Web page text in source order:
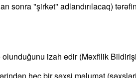
sonra "şirkət" adlandırılacaq)
izah edir (Məxfilik
heç bir şəxsi məlumat